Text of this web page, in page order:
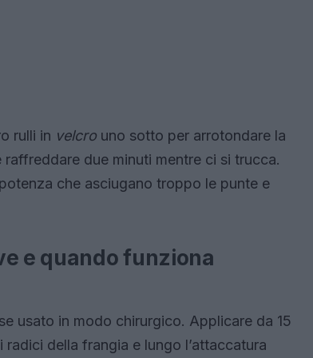
rulli in velcro uno sotto per arrotondare la
due minuti mentre ci si trucca.
che asciugano troppo le punte e
e quando funziona
usato in modo chirurgico. Applicare da 15
della frangia e lungo l’attaccatura